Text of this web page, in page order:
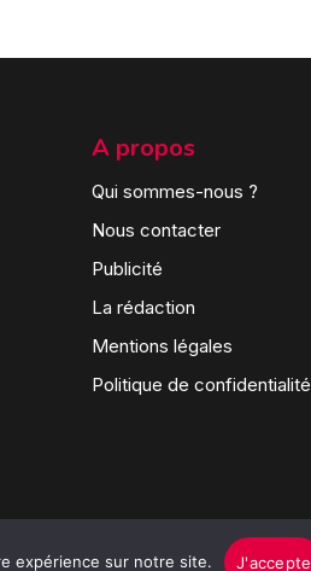
A propos
Qui sommes-nous ?
Nous contacter
Publicité
La rédaction
Mentions légales
Politique de confidentialité
expérience sur notre site. J'accepte